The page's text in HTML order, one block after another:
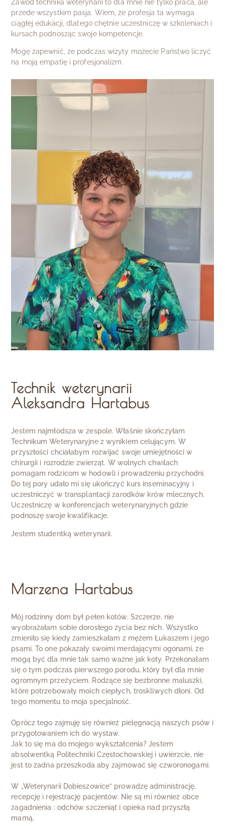
Zawód technika weterynarii to dla mnie nie tylko praca, ale
przede wszystkim pasja. Wiem, że profesja ta wymaga
ciągłej edukacji, dlatego chętnie uczestniczę w szkoleniach i
kursach podnosząc swoje kompetencje.
Mogę zapewnić, że podczas wizyty możecie Państwo liczyć
na moją empatię i profesjonalizm.
Technik weterynarii
Aleksandra Hartabus
Jestem najmłodsza w zespole. Właśnie skończyłam
Technikum Weterynaryjne z wynikiem celującym. W
przyszłości chciałabym rozwijać swoje umiejętności w
chirurgii i rozrodzie zwierząt. W wolnych chwilach
pomagam rodzicom w hodowli i prowadzeniu przychodni.
Do tej pory udało mi się ukończyć kurs inseminacyjny i
uczestniczyć w transplantacji zarodków krów mlecznych.
Uczestniczę w konferencjach weterynaryjnych gdzie
podnoszę swoje kwalifikacje.
Jestem studentką weterynarii.
Marzena Hartabus
Mój rodzinny dom był pełen kotów. Szczerze, nie
wyobrażałam sobie dorosłego życia bez nich. Wszystko
zmieniło się kiedy zamieszkałam z mężem Łukaszem i jego
psami. To one pokazały swoimi merdającymi ogonami, że
mogą być dla mnie tak samo ważne jak koty. Przekonałam
się o tym podczas pierwszego porodu, który był dla mnie
ogromnym przeżyciem. Rodzące się bezbronne maluszki,
które potrzebowały moich ciepłych, troskliwych dłoni. Od
tego momentu to moja specjalność.
Oprócz tego zajmuję się również pielęgnacją naszych psów i
przygotowaniem ich do wystaw.
Jak to się ma do mojego wykształcenia? Jestem
absolwentką Politechniki Częstochowskiej i uwierzcie, nie
jest to żadna przeszkoda aby zajmować się czworonogami.
W „Weterynarii Dobieszowice” prowadzę administrację,
recepcję i rejestrację pacjentów. Nie są mi również obce
zagadnienia : odchów szczeniąt i opieka nad przyszłą
mamą.